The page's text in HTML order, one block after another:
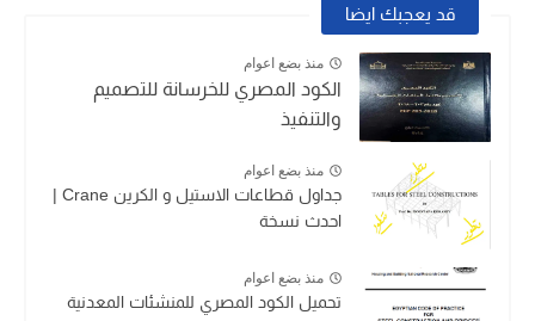
قد يعجبك ايضا
منذ بضع اعوام
الكود المصري للخرسانة للتصميم
والتنفيذ
منذ بضع اعوام
جداول قطاعات الاستيل و الكرين Crane |
احدث نسخة
منذ بضع اعوام
تحميل الكود المصري للمنشئات المعدنية